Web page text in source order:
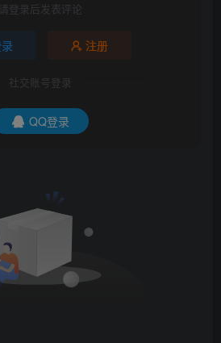
请登录后发表评论
注册
社交账号登录
QQ登录